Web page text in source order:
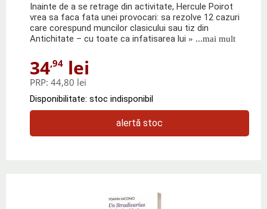
Inainte de a se retrage din activitate, Hercule Poirot
vrea sa faca fata unei provocari: sa rezolve 12 cazuri
care corespund muncilor clasicului sau tiz din
Antichitate – cu toate ca infatisarea lui » ...mai mult
34,94 lei
PRP: 44,80 lei
Disponibilitate: stoc indisponibil
alertă stoc